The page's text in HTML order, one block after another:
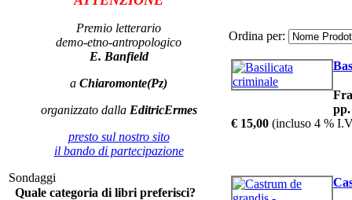
Premio letterario
demo-etno-antropologico
E. Banfield
a Chiaromonte(Pz)
organizzato dalla EditricErmes
presto sul nostro sito
il bando di partecipazione
Sondaggi
Quale categoria di libri preferisci?
Ordina per:
pp.
€ 15,00 (incluso 4 %